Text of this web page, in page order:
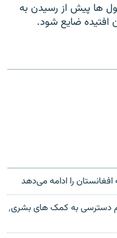
ها پیش از رسیدن به
افتیده ضایع شود.
را ادامه می‌دهد
مردم در بسیاری از مناطق افغانستان از عدم دسترسی به کمک های بشری٬